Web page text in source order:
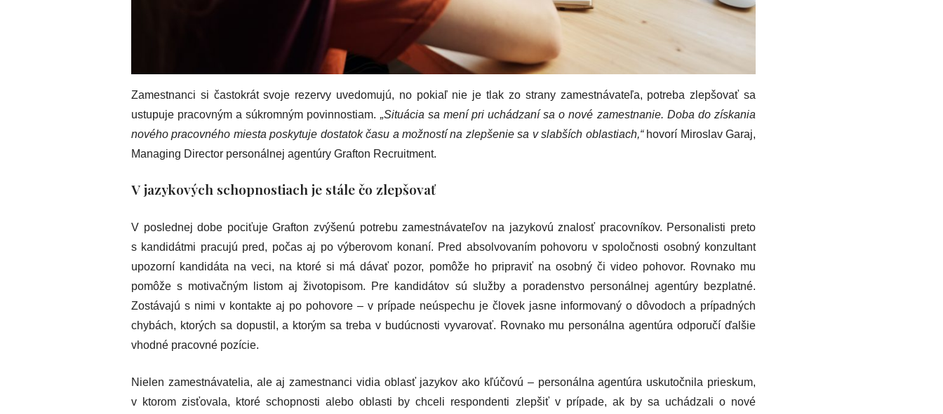
Zamestnanci si častokrát svoje rezervy uvedomujú, no pokiaľ nie je tlak zo strany zamestnávateľa, potreba zlepšovať sa
ustupuje pracovným a súkromným povinnostiam. „Situácia sa mení pri uchádzaní sa o nové zamestnanie. Doba do získania
nového pracovného miesta poskytuje dostatok času a možností na zlepšenie sa v slabších oblastiach,“hovorí Miroslav Garaj,
Managing Director personálnej agentúry Grafton Recruitment.
V jazykových schopnostiach je stále čo zlepšovať
V poslednej dobe pociťuje Grafton zvýšenú potrebu zamestnávateľov na jazykovú znalosť pracovníkov. Personalisti preto
s kandidátmi pracujú pred, počas aj po výberovom konaní. Pred absolvovaním pohovoru v spoločnosti osobný konzultant
upozorní kandidáta na veci, na ktoré si má dávať pozor, pomôže ho pripraviť na osobný či video pohovor. Rovnako mu
pomôže s motivačným listom aj životopisom. Pre kandidátov sú služby a poradenstvo personálnej agentúry bezplatné.
Zostávajú s nimi v kontakte aj po pohovore – v prípade neúspechu je človek jasne informovaný o dôvodoch a prípadných
chybách, ktorých sa dopustil, a ktorým sa treba v budúcnosti vyvarovať. Rovnako mu personálna agentúra odporučí ďalšie
vhodné pracovné pozície.
Nielen zamestnávatelia, ale aj zamestnanci vidia oblasť jazykov ako kľúčovú – personálna agentúra uskutočnila prieskum,
v ktorom zisťovala, ktoré schopnosti alebo oblasti by chceli respondenti zlepšiť v prípade, ak by sa uchádzali o nové